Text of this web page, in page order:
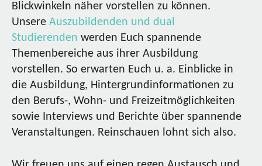
Blickwinkeln näher vorstellen zu können.
Unsere Auszubildenden und dual
Studierenden werden Euch spannende
Themenbereiche aus ihrer Ausbildung
vorstellen. So erwarten Euch u. a. Einblicke in
die Ausbildung, Hintergrundinformationen zu
den Berufs-, Wohn- und Freizeitmöglichkeiten
sowie Interviews und Berichte über spannende
Veranstaltungen. Reinschauen lohnt sich also.